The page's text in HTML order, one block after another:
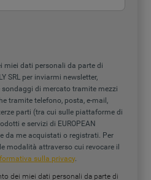
miei dati personali da parte di
SRL per inviarmi newsletter,
di mercato tramite mezzi
tramite telefono, posta, e-mail,
parti (tra cui sulle piattaforme di
e servizi di EUROPEAN
da me acquistati o registrati. Per
modalità attraverso cui revocare il
sulla privacy.
dei miei dati personali da parte di